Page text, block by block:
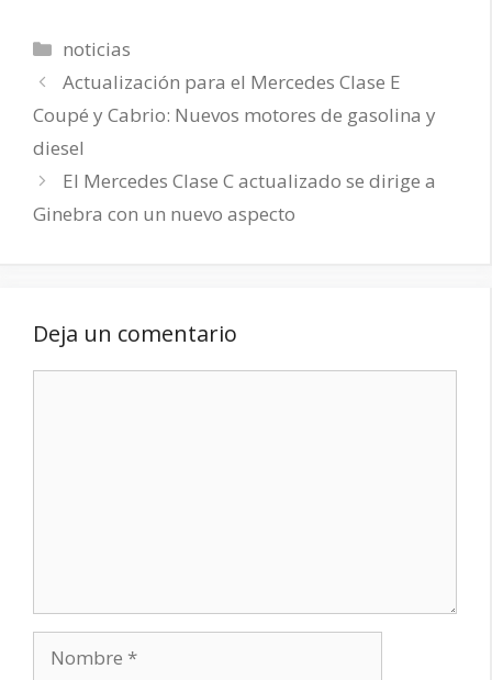
Categorías
noticias
Actualización para el Mercedes Clase E
Coupé y Cabrio: Nuevos motores de gasolina y
diesel
El Mercedes Clase C actualizado se dirige a
Ginebra con un nuevo aspecto
Deja un comentario